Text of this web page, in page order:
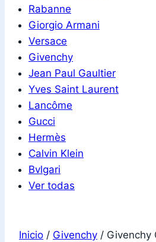
Rabanne
Giorgio Armani
Versace
Givenchy
Jean Paul Gaultier
Yves Saint Laurent
Lancôme
Gucci
Hermès
Calvin Klein
Bvlgari
Ver todas
Inicio / Givenchy / Givenchy